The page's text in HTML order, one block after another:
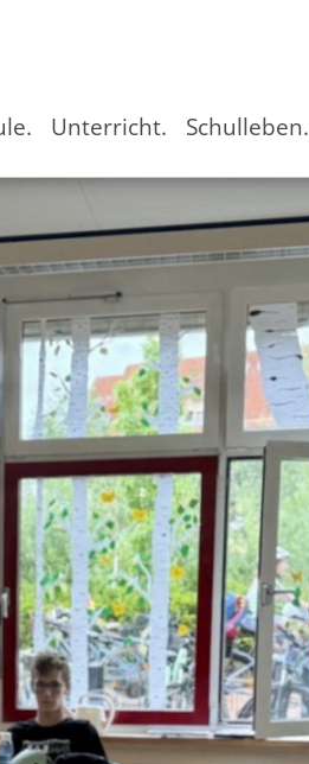
Unterricht. Schulleben.